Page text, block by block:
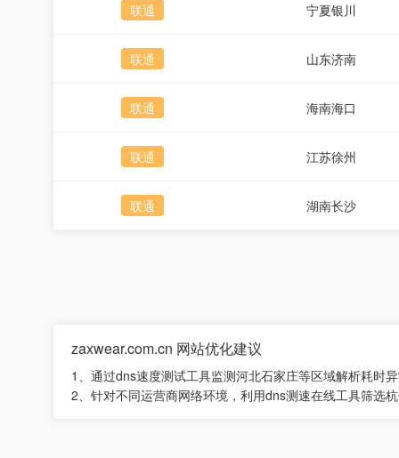
联通 宁夏银川
联通 山东济南
联通 海南海口
联通 江苏徐州
联通 湖南长沙
zaxwear.com.cn 网站优化建议
1、通过dns速度测试工具监测河北石家庄等区域解析耗时
2、针对不同运营商网络环境，利用dns测速在线工具筛选